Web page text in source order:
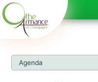
Skip
to
content
Agenda